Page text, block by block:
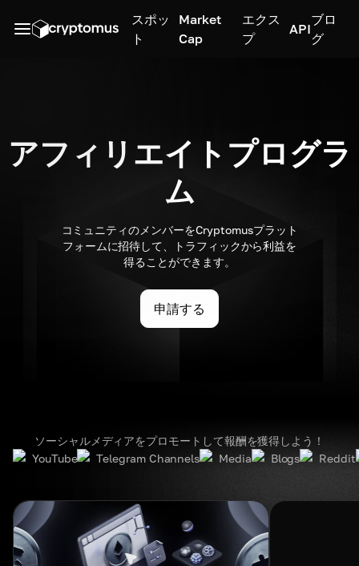
スポッ
ト
Market
Cap
エクス
プ
API
ブロ
グ
アフィリエイトプログラ
ム
コミュニティのメンバーをCryptomusプラット
フォームに招待して、トラフィックから利益を
得ることができます。
申請する
ソーシャルメディアをプロモートして報酬を獲得しよう！
YouTube
Telegram Channels Media Blogs Reddit